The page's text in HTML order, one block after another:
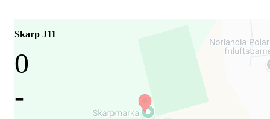
Skarp J11
0
-